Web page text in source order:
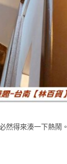
然得來湊一下熱鬧。